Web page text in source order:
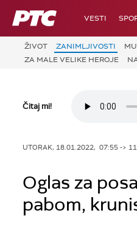
RTS VESTI
ŽIVOT ZANIMLJIVOSTI
ZA MALE VELIKE HEROJE
Čitaj mi!
UTORAK, 18.01.2022, 07:55 ->
Oglas za
pabom,